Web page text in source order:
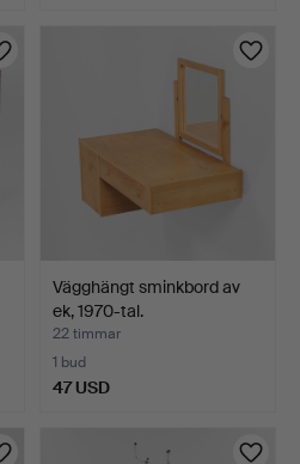
Vägghängt sminkbord av
ek, 1970-tal.
22 timmar
1 bud
47 USD